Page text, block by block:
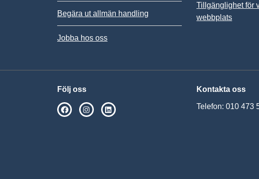
Begära ut allmän handling
Jobba hos oss
Tillgänglighet för
webbplats
Följ oss
SPSM på Facebook
SPSM på Instagram
Kontakta oss
Telefon: 010 473